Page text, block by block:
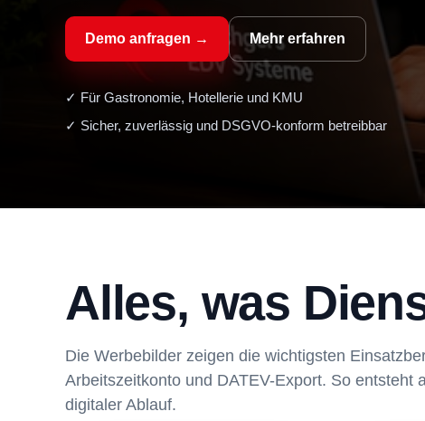
Demo anfragen → Mehr erfahren
✓ Für Gastronomie, Hotellerie und KMU
✓ Sicher, zuverlässig und DSGVO-konform betreibbar
Alles, was
Die Werbebilder zeigen die wichtigsten
Arbeitszeitkonto und DATEV-Export. So entsteht
digitaler Ablauf.